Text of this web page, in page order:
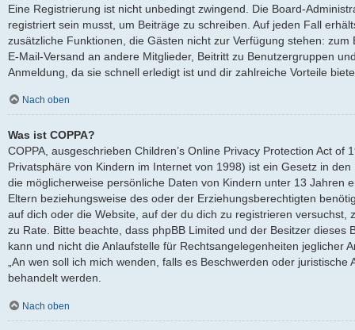
Eine Registrierung ist nicht unbedingt zwingend. Die Board-
registriert sein musst, um Beiträge zu schreiben. Auf jeden Fall
zusätzliche Funktionen, die Gästen nicht zur Verfügung stehen: zum
E-Mail-Versand an andere Mitglieder, Beitritt zu Benutzergruppen
Anmeldung, da sie schnell erledigt ist und dir zahlreiche Vorteile
Nach oben
Was ist COPPA?
COPPA, ausgeschrieben Children’s Online Privacy Protection Act of
Privatsphäre von Kindern im Internet von 1998) ist ein Gesetz in
die möglicherweise persönliche Daten von Kindern unter 13 Jahren
Eltern beziehungsweise des oder der Erziehungsberechtigten
auf dich oder die Website, auf der du dich zu registrieren versuchst,
zu Rate. Bitte beachte, dass phpBB Limited und der Besitzer dieses
kann und nicht die Anlaufstelle für Rechtsangelegenheiten jeglicher
„An wen soll ich mich wenden, falls es Beschwerden oder juristische
behandelt werden.
Nach oben